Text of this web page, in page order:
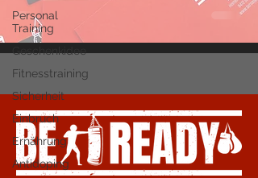
Personal
Training
Geschenkidee
Fitnesstraining
Sicherheit
Einbruch
Ernährung
Antidoping